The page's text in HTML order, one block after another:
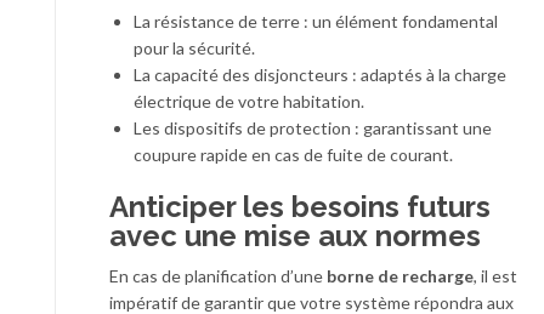
La résistance de terre : un élément fondamental
pour la sécurité.
La capacité des disjoncteurs : adaptés à la charge
électrique de votre habitation.
Les dispositifs de protection : garantissant une
coupure rapide en cas de fuite de courant.
Anticiper les besoins futurs
avec une mise aux normes
En cas de planification d’une borne de recharge, il est
impératif de garantir que votre système répondra aux